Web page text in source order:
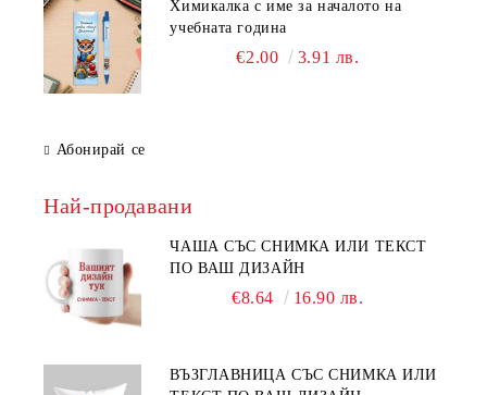
Химикалка с име за началото на
учебната година
€2.00 3.91 лв.
Абонирай се
Най-продавани
ЧАША СЪС СНИМКА ИЛИ ТЕКСТ
ПО ВАШ ДИЗАЙН
€8.64 16.90 лв.
ВЪЗГЛАВНИЦА СЪС СНИМКА ИЛИ